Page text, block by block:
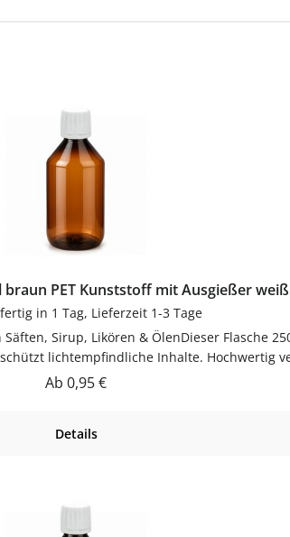
250 ml braun PET Kunststoff mit Ausgießer weiß
in 1 Tag, Lieferzeit 1-3 Tage
Sirup, Likören & ÖlenDieser Flasche
lichtempfindliche Inhalte. Hochwertig
Dosieren ohne Kleckern.Material
deinen Flasche 250 ml in
Regulärer Preis:
Ab 0,95 €
Details